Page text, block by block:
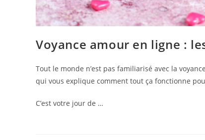
Voyance amour en ligne :
Tout le monde n’est pas familiarisé avec la
qui vous explique comment tout ça fonctionne
C’est votre jour de …